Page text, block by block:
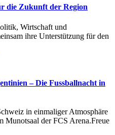
die Zukunft der Region
Wirtschaft und
ihre Unterstützung für den
– Die Fussballnacht in
in einmaliger Atmosphäre
der FCS Arena.Freue